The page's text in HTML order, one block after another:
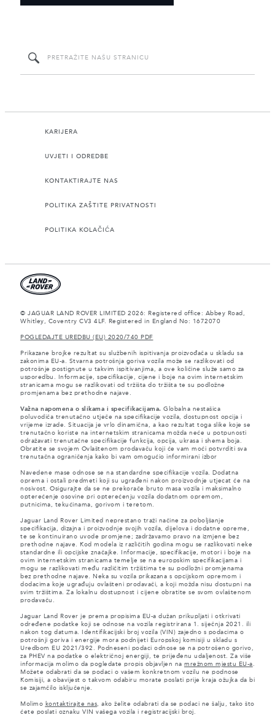
KARIJERA
UVJETI I ODREDBE
KONTAKTIRAJTE NAS
POLITIKA ZAŠTITE PRIVATNOSTI
POLITIKA KOLAČIĆA
© JAGUAR LAND ROVER LIMITED 2026: Registered office: Abbey Road,
Whitley, Coventry CV3 4LF. Registered in England No: 1672070
POGLEDAJTE UREDBU (EU) 2020/740 PDF
Prikazane brojke rezultat su službenih ispitivanja proizvođača u skladu sa
zakonima EU-a. Stvarna potrošnja goriva vozila može se razlikovati od
potrošnje postignute u takvim ispitivanjima, a ove količine služe samo za
usporedbu. Informacije, specifikacije, cijene i boje na ovim internetskim
stranicama mogu se razlikovati od tržišta do tržišta te su podložne
promjenama bez prethodne najave.
Važna napomena o slikama i specifikacijama. Globalna nestašica
poluvodiča trenutačno utječe na specifikacije vozila, dostupnost opcija i
vrijeme izrade. Situacija je vrlo dinamična, a kao rezultat toga slike koje se
trenutačno koriste na internetskim stranicama možda neće u potpunosti
odražavati trenutačne specifikacije funkcija, opcija, ukrasa i shema boja.
Obratite se svojem Ovlaštenom prodavaču koji će vam moći potvrditi sva
trenutačna ograničenja kako bi vam omogućio informirani izbor
Navedene mase odnose se na standardne specifikacije vozila. Dodatna
oprema i ostali predmeti koji su ugrađeni nakon proizvodnje utjecat će na
nosivost. Osigurajte da se ne prekorače bruto masa vozila i maksimalno
opterećenje osovine pri opterećenju vozila dodatnom opremom,
putnicima, tekućinama, gorivom i teretom.
Jaguar Land Rover Limited neprestano traži načine za poboljšanje
specifikacija, dizajna i proizvodnje svojih vozila, dijelova i dodatne opreme,
te se kontinuirano uvode promjene; zadržavamo pravo na izmjene bez
prethodne najave. Kod modela iz različitih godina mogu se razlikovati neke
standardne ili opcijske značajke. Informacije, specifikacije, motori i boje na
ovim internetskim stranicama temelje se na europskim specifikacijama i
mogu se razlikovati među različitim tržištima te su podložni promjenama
bez prethodne najave. Neka su vozila prikazana s opcijskom opremom i
dodacima koje ugrađuju ovlašteni prodavači, a koji možda nisu dostupni na
svim tržištima. Za lokalnu dostupnost i cijene obratite se svom ovlaštenom
prodavaču.
Jaguar Land Rover je prema propisima EU-a dužan prikupljati i otkrivati
određene podatke koji se odnose na vozila registrirana 1. siječnja 2021. ili
nakon tog datuma. Identifikacijski broj vozila (VIN) zajedno s podacima o
potrošnji goriva i energije mora podnijeti Europskoj komisiji u skladu s
Uredbom EU 2021/392. Podneseni podaci odnose se na potrošeno gorivo,
za PHEV na podatke o električnoj energiji, te prijeđenu udaljenost. Za više
informacija molimo da pogledate propis objavljen na mrežnom mjestu EU-a
Možete odabrati da se podaci o vašem konkretnom vozilu ne podnose
Komisiji, a obavijest o takvom odabiru morate poslati prije kraja ožujka da bi
se zajamčilo isključenje.
Molimo kontaktirajte nas , ako želite odabrati da se podaci ne šalju, tako što
ćete poslati oznaku VIN vašega vozila i registracijski broj.